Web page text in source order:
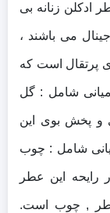
ادکلن زنانه بی
می باشند ،
پرتقال است که
شامل : گل
و پخش بوی این
شامل : چوب
این عطر
, چوب است.